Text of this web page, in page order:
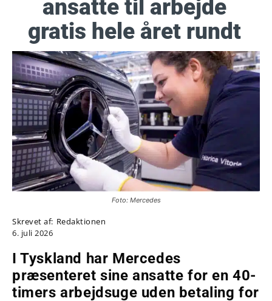
ansatte til arbejde
gratis hele året rundt
Foto: Mercedes
Skrevet af: Redaktionen
6. juli 2026
I Tyskland har Mercedes
præsenteret sine ansatte for en 40-
timers arbejdsuge uden betaling for